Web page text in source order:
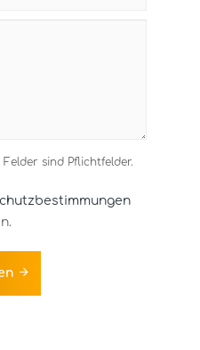
sind Pflichtfelder.